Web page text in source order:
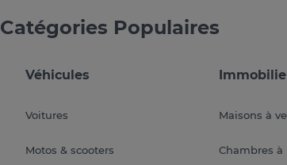
Catégories Populaires
Véhicules
Voitures
Motos & scooters
Maisons à
Chambres à